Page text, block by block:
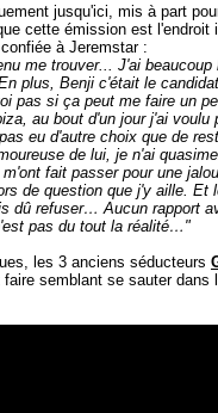
jusqu'ici, mis à part
cette émission est l'endroit
à Jeremstar :
me trouver... J'ai
plus, Benji c'était le
pas si ça peut me faire un
au bout d'un jour j'ai voulu
eu d'autre choix que de
de lui, je n'ai
fait passer pour une
de question que j'y aille. Et
dû refuser… Aucun rapport
pas du tout la réalité…"
les 3 anciens séducteurs
semblant se sauter dans